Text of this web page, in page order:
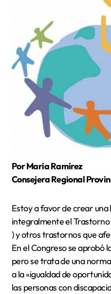
Por María Ramírez
Consejera Regional
Estoy a favor de crear
integralmente el
) y otros trastornos que
En el Congreso se aprobó
pero se trata de una
a la «igualdad de
las personas con